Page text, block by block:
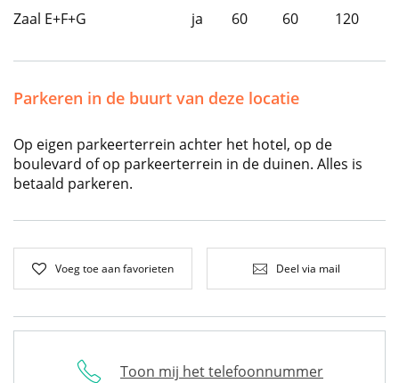
Zaal E+F+G ja 60 60 120
Parkeren in de buurt van deze locatie
Op eigen parkeerterrein achter het hotel, op de
boulevard of op parkeerterrein in de duinen. Alles is
betaald parkeren.
Voeg toe aan favorieten Deel via mail
Toon mij het telefoonnummer